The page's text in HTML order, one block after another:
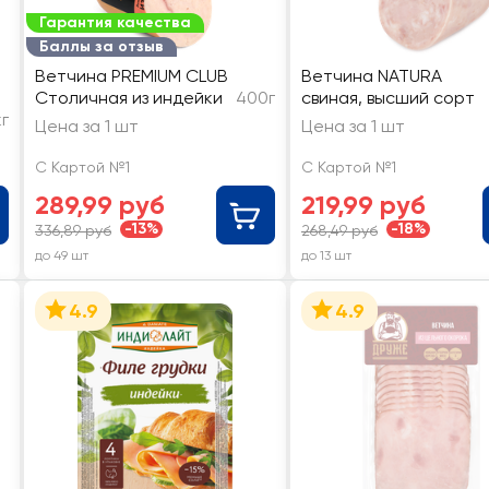
Гарантия качества
Баллы за отзыв
Ветчина PREMIUM CLUB
Столичная из индейки
400г
Цена за 1 шт
С Картой №1
289,99 руб
336,89 руб -13%
до 49 шт
Ветчина NATURA
свиная, высший сорт
Цена за 1 шт
С Картой №1
219,99 руб
268,49 руб -18%
до 13 шт
4.9 4.9